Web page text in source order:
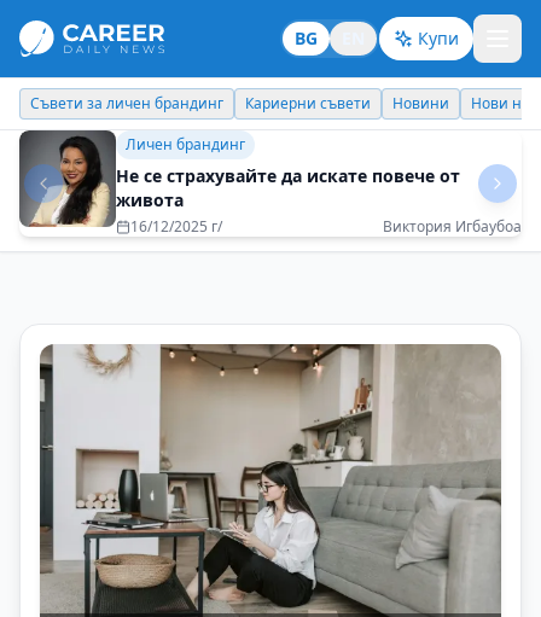
BG Купи
Кариерни съвети Новини Нови назначения Днес празнува
Бизнес брандинг
Всяка задача трябва да се изпълнява със
100% отдаденост
08/05/2025 г/ Рени Миткова - EOS Matrix